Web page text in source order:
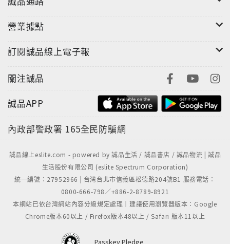
夫婦接待一位神祕的房客；他付錢爽快，舉止優雅，十
像都翻了面，常常獨自一人在室內大聲誦讀《聖經》篇
屢次發生的開膛謀殺略為相符……
營業據點
訂閱誠品線上電子報
關注誠品
誠品APP
內政部警政署 165全民防騙網
誠品線上eslite.com - powered by 誠品生活 / 誠品書店 / 誠品物流 | 誠品
生活股份有限公司 (eslite Spectrum Corporation)
統一編號：27952966 | 台灣台北市信義區松德路204號B1 服務電話：
0800-666-798／+886-2-8789-8921
本網站已依台灣網站內容分級規定處理｜建議使用瀏覽器版本：Google
Chrome版本60以上 / Firefox版本48以上 / Safari 版本11以上
Passkey Pledge